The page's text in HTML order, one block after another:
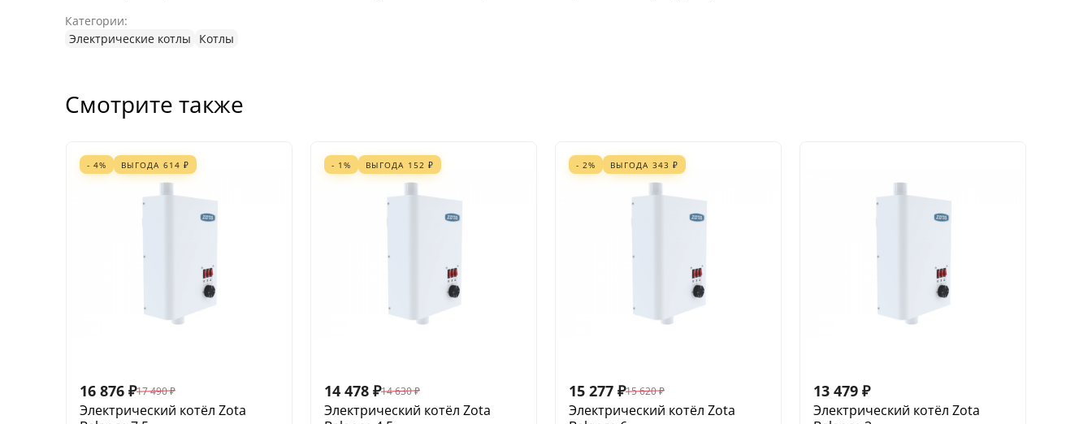
Категории:
Электрические котлы
Котлы
Смотрите также
- 4% ВЫГОДА 614 ₽
16 876 ₽17 490 ₽
Электрический котёл Zota
- 1% ВЫГОДА 152 ₽
14 478 ₽14 630 ₽
Электрический котёл Zota
- 2% ВЫГОДА 343 ₽
15 277 ₽15 620 ₽
Электрический котёл Zota
13 479 ₽
Электрический котёл Zota